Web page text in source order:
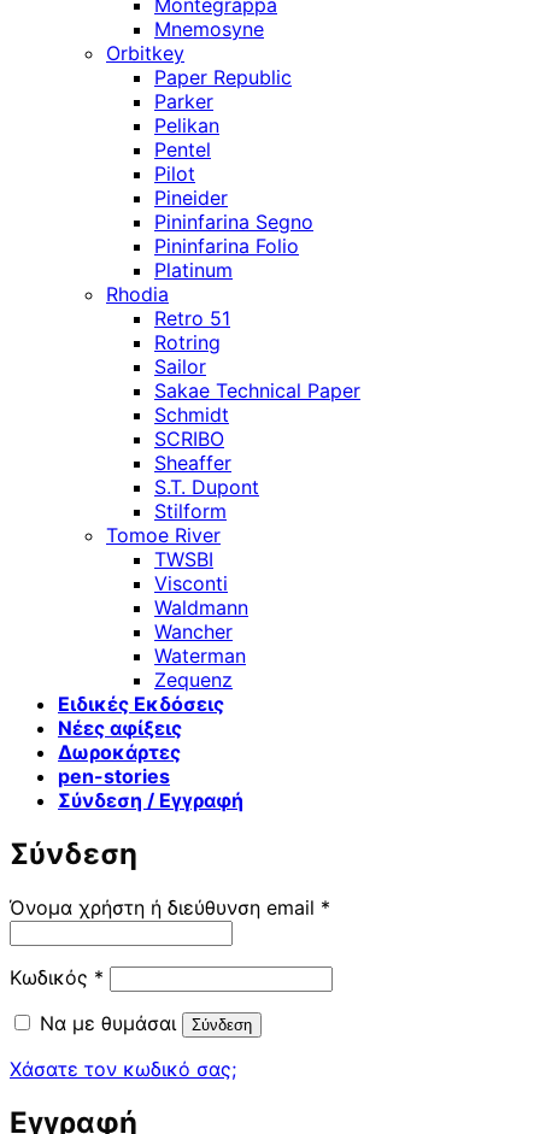
Montegrappa
Mnemosyne
Orbitkey
Paper Republic
Parker
Pelikan
Pentel
Pilot
Pineider
Pininfarina Segno
Pininfarina Folio
Platinum
Rhodia
Retro 51
Rotring
Sailor
Sakae Technical Paper
Schmidt
SCRIBO
Sheaffer
S.T. Dupont
Stilform
Tomoe River
TWSBI
Visconti
Waldmann
Wancher
Waterman
Zequenz
Ειδικές Εκδόσεις
Νέες αφίξεις
Δωροκάρτες
pen-stories
Σύνδεση / Εγγραφή
Σύνδεση
Όνομα χρήστη ή διεύθυνση email *
Κωδικός * Απαιτείται
Να με θυμάσαι
Σύνδεση
Χάσατε τον κωδικό σας;
Εγγραφή